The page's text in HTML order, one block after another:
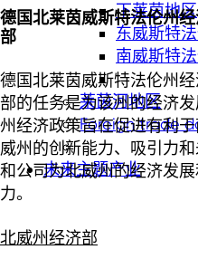
下莱茵地区
东威斯特
南威斯特
莱茵河地区
Foreign trade
未来主题产业
德国北莱茵威斯特法伦州
部
德国北莱茵威斯特法伦州
部的任务是为该州的经济
州经济政策旨在促进有利
威州的创新能力、吸引力
和公司为北威州的经济发
力。
北威州经济部